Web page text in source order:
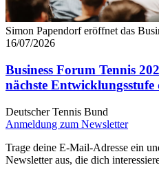
Simon Papendorf eröffnet das
16/07/2026
Business Forum Tennis
nächste Entwicklungsstufe
Deutscher Tennis Bund
Anmeldung zum Newsletter
Trage deine E-Mail-Adresse ein
Newsletter aus, die dich